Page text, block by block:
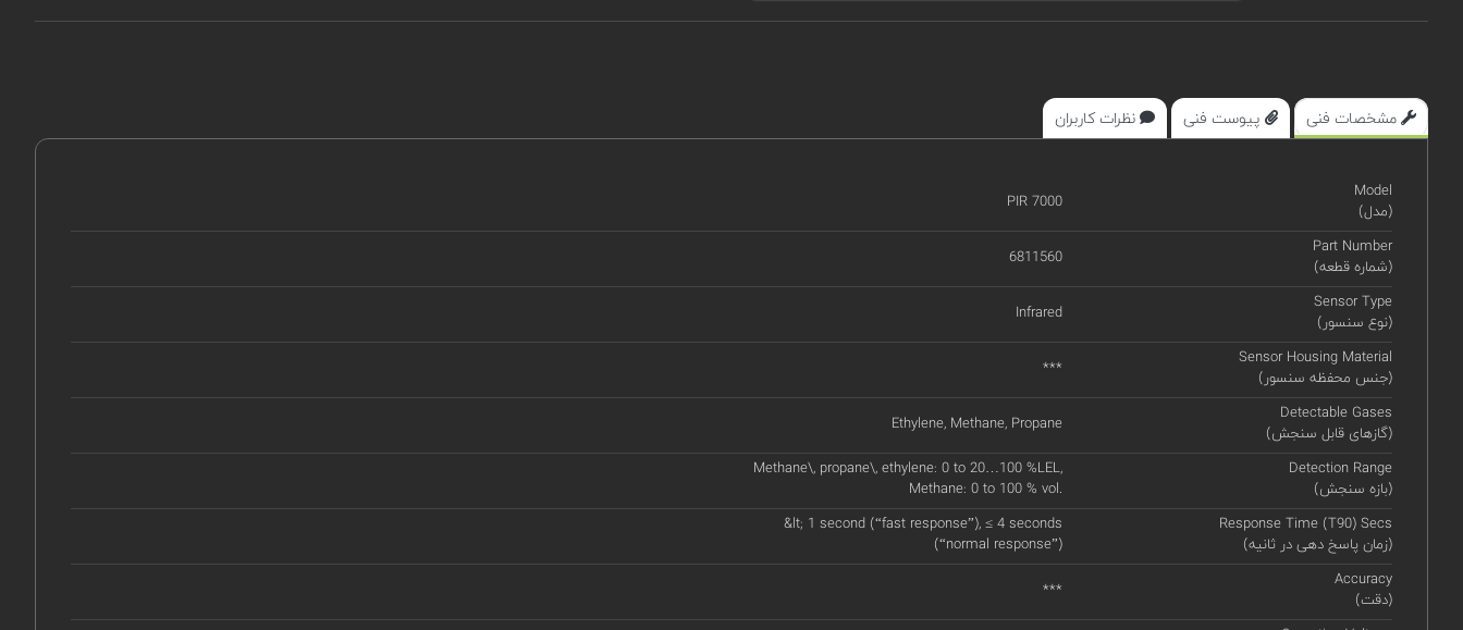
مشخصات فنی پیوست فنی نظرات کاربران
Model
(مدل)
PIR 7000
Part Number
(شماره قطعه)
6811560
Sensor Type
(نوع سنسور)
Infrared
Sensor Housing Material
(جنس محفظه سنسور)
***
Detectable Gases
(گازهای قابل سنجش)
Ethylene, Methane, Propane
Detection Range
(بازه سنجش)
Methane\, propane\, ethylene: 0 to 20…100 %LEL,
Methane: 0 to 100 % vol.
Response Time (T90) Secs
(زمان پاسخ دهی در ثانیه)
&lt; 1 second (“fast response”), ≤ 4 seconds
(“normal response”)
Accuracy
(دقت)
***